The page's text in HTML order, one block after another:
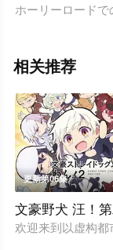
ホーリーロード
相关推荐
更新第06集
文豪野犬 汪！
欢迎来到以虚构